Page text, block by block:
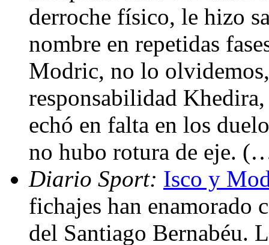
derroche físico, le hizo
nombre en repetidas
Modric, no lo
responsabilidad
echó en falta en los
no hubo rotura de eje.
Diario Sport: Isco y
fichajes han enamorado
del Santiago Bernabéu.